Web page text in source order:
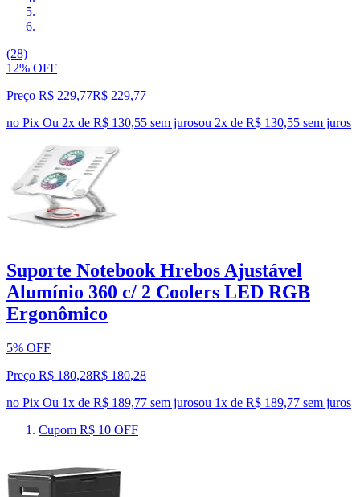
(28)
12% OFF
Preço R$ 229,77R$ 229,77
no Pix Ou 2x de R$ 130,55 sem jurosou 2x de R$ 130,55 sem juros
Suporte Notebook Hrebos Ajustável
Alumínio 360 c/ 2 Coolers LED RGB
Ergonômico
5% OFF
Preço R$ 180,28R$ 180,28
no Pix Ou 1x de R$ 189,77 sem jurosou 1x de R$ 189,77 sem juros
Cupom R$ 10 OFF